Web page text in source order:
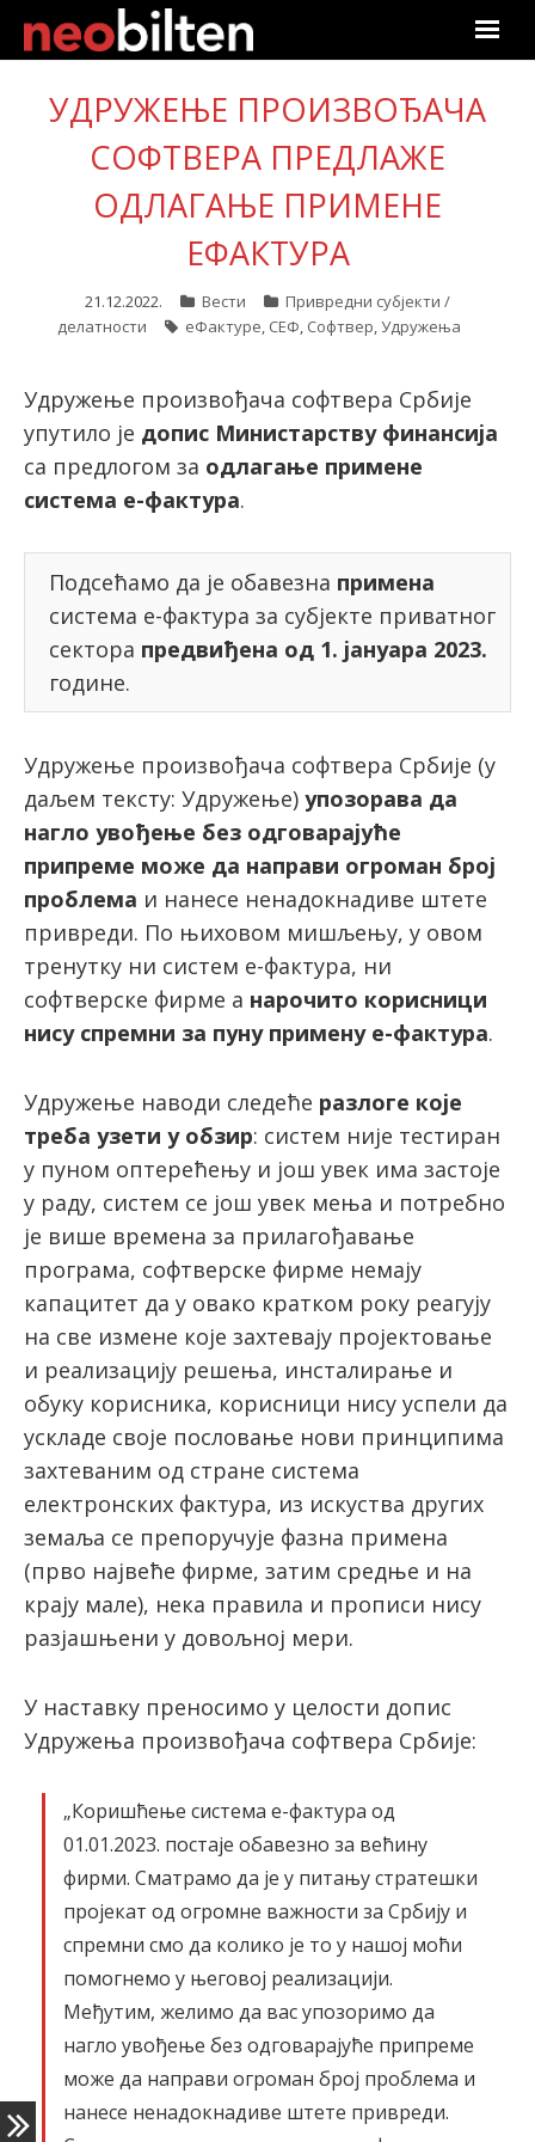
Почетна
Претрага
Актуелно
Линкови
Претплата
Пријава
latinica
УДРУЖЕЊЕ ПРОИЗВОЂАЧА
СОФТВЕРА ПРЕДЛАЖЕ
ОДЛАГАЊЕ ПРИМЕНЕ
ЕФАКТУРА
21.12.2022. Вести
Привредни субјекти /
делатности
еФактуре, СЕФ, Софтвер,Удружења
Удружење произвођача софтвера Србије
упутило је допис Министарству финансија
са предлогом за одлагање примене
система е-фактура.
Подсећамо да је обавезна примена
система е-фактура за субјекте приватног
сектора предвиђена од 1. јануара 2023.
године.
Удружење произвођача софтвера Србије (у
даљем тексту: Удружење) упозорава да
нагло увођење без одговарајуће
припреме може да направи огроман број
проблема и нанесе ненадокнадиве штете
привреди. По њиховом мишљењу, у овом
тренутку ни систем е-фактура, ни
софтверске фирме а нарочито корисници
нису спремни за пуну примену е-фактура.
Удружење наводи следеће разлоге које
треба узети у обзир: систем није тестиран
у пуном оптерећењу и још увек има застоје
у раду, систем се још увек мења и потребно
је више времена за прилагођавање
програма, софтверске фирме немају
капацитет да у овако кратком року реагују
на све измене које захтевају пројектовање
и реализацију решења, инсталирање и
обуку корисника, корисници нису успели да
ускладе своје пословање нови принципима
захтеваним од стране система
електронских фактура, из искуства других
земаља се препоручује фазна примена
(прво највеће фирме, затим средње и на
крају мале), нека правила и прописи нису
разјашњени у довољној мери.
У наставку преносимо у целости допис
Удружења произвођача софтвера Србије:
„Коришћење система е-фактура од
01.01.2023. постаје обавезно за већину
фирми. Сматрамо да је у питању стратешки
пројекат од огромне важности за Србију и
спремни смо да колико је то у нашој моћи
помогнемо у његовој реализацији.
Међутим, желимо да вас упозоримо да
нагло увођење без одговарајуће припреме
може да направи огроман број проблема и
нанесе ненадокнадиве штете привреди.